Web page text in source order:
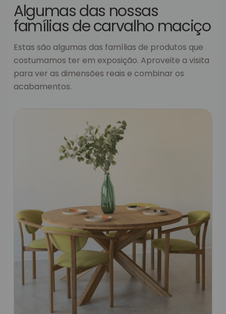
Algumas das nossas
famílias de carvalho maciço
Estas são algumas das famílias de produtos que
costumamos ter em exposição. Aproveite a visita
para ver as dimensões reais e combinar os
acabamentos.